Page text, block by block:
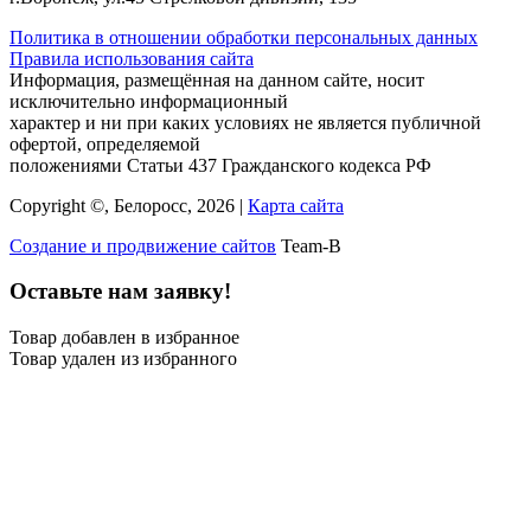
Политика в отношении обработки персональных данных
Правила использования сайта
Информация, размещённая на данном сайте, носит
исключительно информационный
характер и ни при каких условиях не является публичной
офертой, определяемой
положениями Статьи 437 Гражданского кодекса РФ
Copyright ©, Белоросс, 2026 | Карта сайта
Создание и продвижение сайтов Team-B
Оставьте нам заявку!
Товар добавлен в избранное
Товар удален из избранного